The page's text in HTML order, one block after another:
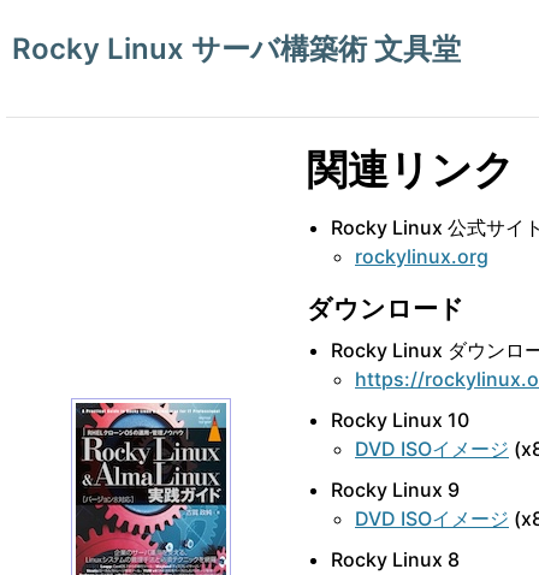
Rocky Linux サーバ構築術 文具堂
関連リンク
Rocky Linux 公式サイ
rockylinux.org
ダウンロード
Rocky Linux ダウンロ
https://
Rocky Linux 10
DVD ISOイメージ
Rocky Linux 9
DVD ISOイメージ
Rocky Linux 8